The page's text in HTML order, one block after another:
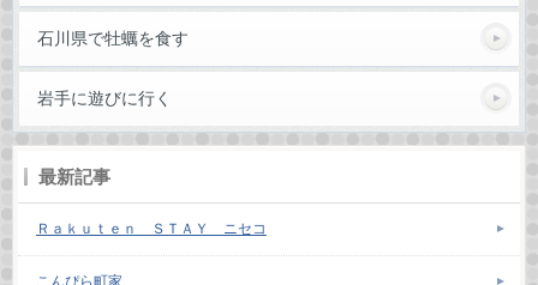
石川県で牡蠣を食す
岩手に遊びに行く
最新記事
Ｒａｋｕｔｅｎ ＳＴＡＹ ニセコ
こんぴら町家